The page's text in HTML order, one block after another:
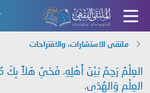
ملتقى الاستشارات، والاقتراحات
العِلْمُ رَحِمٌ بَيْنَ أَهْلِهِ، فَحَيَّ هَلاً بِكَ
العِلْمِ وَالهُدَى،